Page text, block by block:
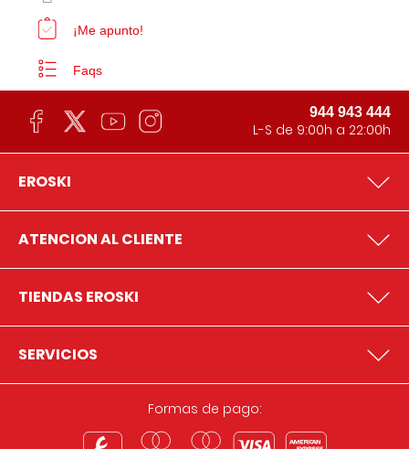
¡Me apunto!
Faqs
944 943 444
L-S de 9:00h a 22:00h
EROSKI
ATENCION AL CLIENTE
TIENDAS EROSKI
SERVICIOS
Formas de pago: